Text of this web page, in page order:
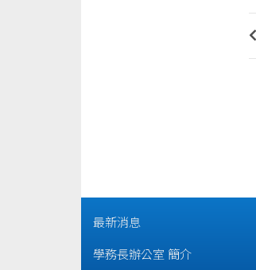
最新消息
學務長辦公室 簡介